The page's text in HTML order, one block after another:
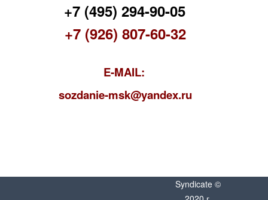
+7 (495) 294-90-05
+7 (926) 807-60-32
E-MAIL:
sozdanie-msk@yandex.ru
Syndicate ©